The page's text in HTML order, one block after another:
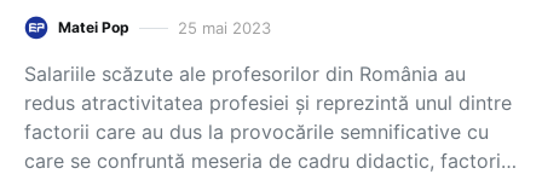
Matei Pop 25 mai 2023
Salariile scăzute ale profesorilor din România au
redus atractivitatea profesiei și reprezintă unul dintre
factorii care au dus la provocările semnificative cu
care se confruntă meseria de cadru didactic, factori…